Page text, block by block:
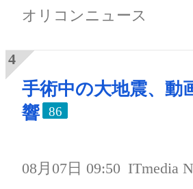
オリコンニュース
手術中の大地震、動
響
86
08月07日 09:50 ITmedia